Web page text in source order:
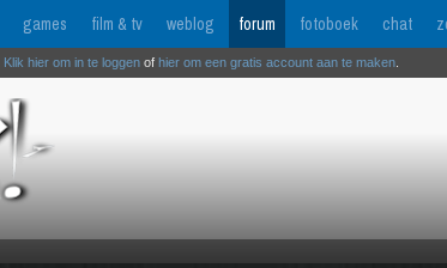
games film & tv weblog forum fotoboek chat
Klik hier om in te loggen of hier om een gratis account aan te maken